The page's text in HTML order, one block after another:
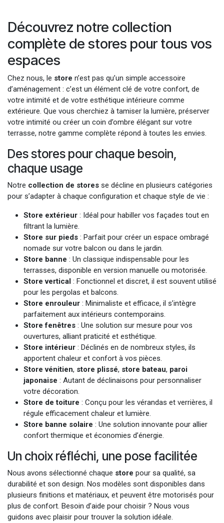
Découvrez notre collection
complète de stores pour tous vos
espaces
Chez nous, le store n’est pas qu’un simple accessoire
d’aménagement : c’est un élément clé de votre confort, de
votre intimité et de votre esthétique intérieure comme
extérieure. Que vous cherchiez à tamiser la lumière, préserver
votre intimité ou créer un coin d’ombre élégant sur votre
terrasse, notre gamme complète répond à toutes les envies.
Des stores pour chaque besoin,
chaque usage
Notre collection de stores se décline en plusieurs catégories
pour s’adapter à chaque configuration et chaque style de vie :
Store extérieur : Idéal pour habiller vos façades tout en
filtrant la lumière.
Store sur pieds : Parfait pour créer un espace ombragé
nomade sur votre balcon ou dans le jardin.
Store banne : Un classique indispensable pour les
terrasses, disponible en version manuelle ou motorisée.
Store vertical : Fonctionnel et discret, il est souvent utilisé
pour les pergolas et balcons.
Store enrouleur : Minimaliste et efficace, il s’intègre
parfaitement aux intérieurs contemporains.
Store fenêtres : Une solution sur mesure pour vos
ouvertures, alliant praticité et esthétique.
Store intérieur : Déclinés en de nombreux styles, ils
apportent chaleur et confort à vos pièces.
Store vénitien, store plissé, store bateau, paroi
japonaise : Autant de déclinaisons pour personnaliser
votre décoration.
Store de toiture : Conçu pour les vérandas et verrières, il
régule efficacement chaleur et lumière.
Store banne solaire : Une solution innovante pour allier
confort thermique et économies d’énergie.
Un choix réfléchi, une pose facilitée
Nous avons sélectionné chaque store pour sa qualité, sa
durabilité et son design. Nos modèles sont disponibles dans
plusieurs finitions et matériaux, et peuvent être motorisés pour
plus de confort. Besoin d’aide pour choisir ? Nous vous
guidons avec plaisir pour trouver la solution idéale.